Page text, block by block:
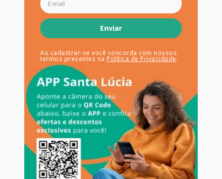
Enviar
Ao cadastrar-se você concorda com nossos
termos presentes na Política de Privacidade.